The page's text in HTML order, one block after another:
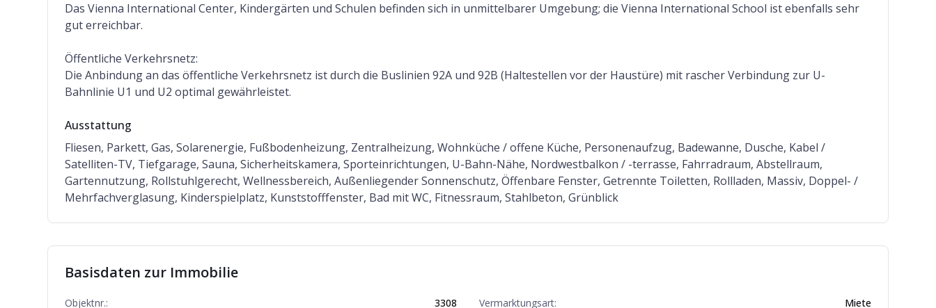
Das Vienna International Center, Kindergärten und Schulen befinden sich in unmittelbarer Umgebung; die Vienna International School ist ebenfalls sehr
gut erreichbar.
Öffentliche Verkehrsnetz:
Die Anbindung an das öffentliche Verkehrsnetz ist durch die Buslinien 92A und 92B (Haltestellen vor der Haustüre) mit rascher Verbindung zur U-
Bahnlinie U1 und U2 optimal gewährleistet.
Ausstattung
Fliesen, Parkett, Gas, Solarenergie, Fußbodenheizung, Zentralheizung, Wohnküche / offene Küche, Personenaufzug, Badewanne, Dusche, Kabel /
Satelliten-TV, Tiefgarage, Sauna, Sicherheitskamera, Sporteinrichtungen, U-Bahn-Nähe, Nordwestbalkon / -terrasse, Fahrradraum, Abstellraum,
Gartennutzung, Rollstuhlgerecht, Wellnessbereich, Außenliegender Sonnenschutz, Öffenbare Fenster, Getrennte Toiletten, Rollladen, Massiv, Doppel- /
Mehrfachverglasung, Kinderspielplatz, Kunststofffenster, Bad mit WC, Fitnessraum, Stahlbeton, Grünblick
Basisdaten zur Immobilie
Objektnr.: 3308 Vermarktungsart: Miete